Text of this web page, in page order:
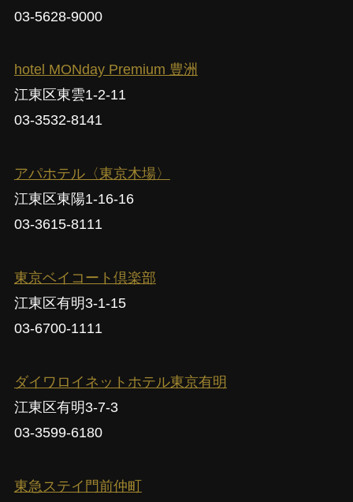
03-5628-9000
hotel MONday Premium 豊洲
江東区東雲1-2-11
03-3532-8141
アパホテル〈東京木場〉
江東区東陽1-16-16
03-3615-8111
東京ベイコート倶楽部
江東区有明3-1-15
03-6700-1111
ダイワロイネットホテル東京有明
江東区有明3-7-3
03-3599-6180
東急ステイ門前仲町